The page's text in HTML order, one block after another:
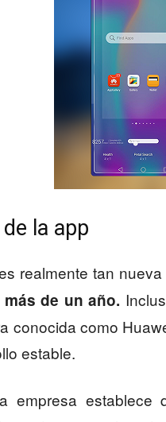
la app
realmente tan
de un año.
conocida como
estable.
empresa establece